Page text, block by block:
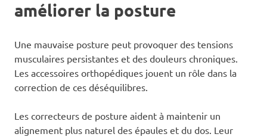
améliorer la posture
Une mauvaise posture peut provoquer des tensions
musculaires persistantes et des douleurs chroniques.
Les accessoires orthopédiques jouent un rôle dans la
correction de ces déséquilibres.
Les correcteurs de posture aident à maintenir un
alignement plus naturel des épaules et du dos. Leur